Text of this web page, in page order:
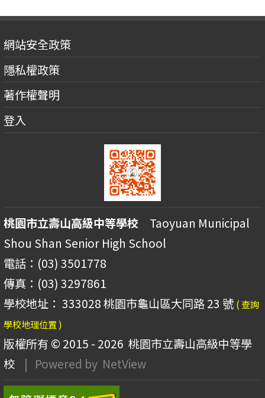
網站安全政策
隱私權政策
著作權聲明
登入
桃園市立壽山高級中等學校 Taoyuan Municipal
Shou Shan Senior High School
電話：(03) 3501778
傳真：(03) 3297861
學校地址： 333028 桃園市龜山區大同路 23 號 ( 查詢
學校地理位置 )
版權所有 © 2015 - 2026 桃園市立壽山高級中等學
校
| Powered by NetView